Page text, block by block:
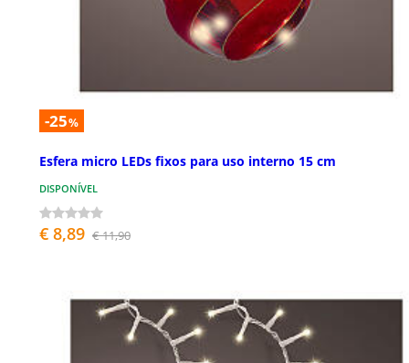
-25%
Esfera micro LEDs fixos para uso interno 15 cm
DISPONÍVEL
€ 8,89 € 11,90